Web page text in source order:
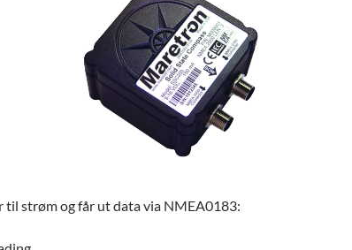
til strøm og får ut data via NMEA0183: